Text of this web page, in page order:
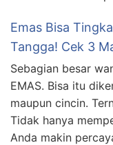
Emas Bisa
Tangga! Cek 3
Sebagian besar
EMAS. Bisa itu
maupun cincin.
Tidak hanya
Anda makin